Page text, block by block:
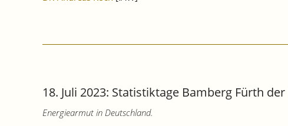
18. Juli 2023: Statistiktage Bamberg Fürth
Energiearmut in Deutschland.